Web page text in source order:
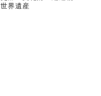
世界遺産